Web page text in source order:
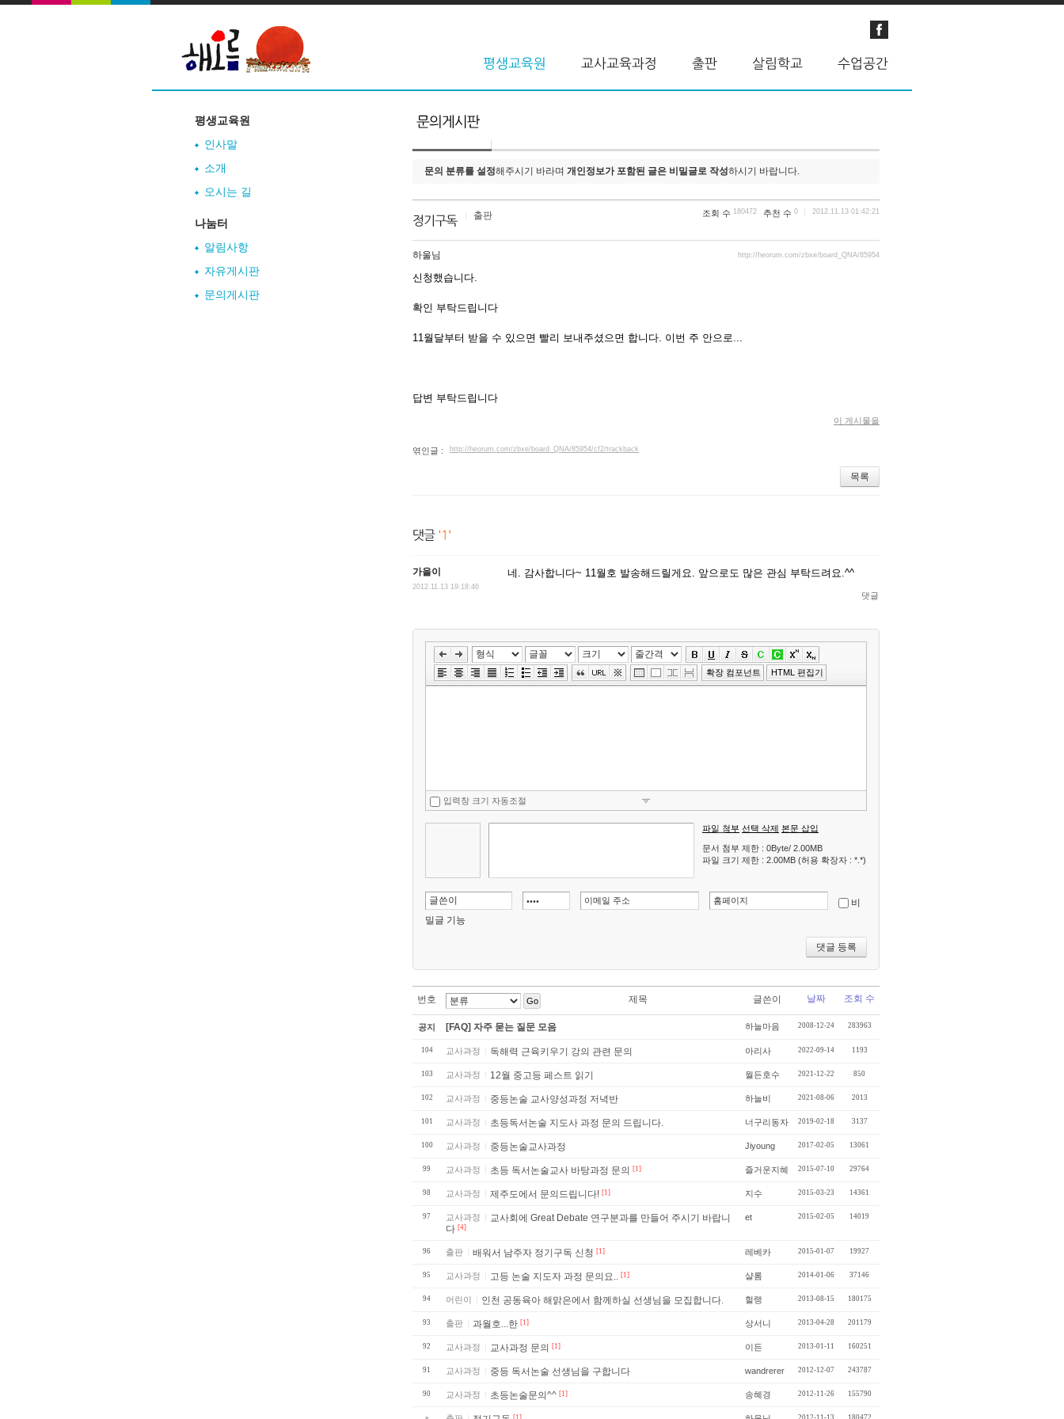
평생교육원
인사말
소개
오시는 길
나눔터
알림사항
자유게시판
문의게시판
문의 분류를 설정해주시기 바라며 개인정보가 포함된 글은 비밀글로 작성하시기 바랍니다.
출판 조회 수 180472 추천 수 0 2012.11.13 01:42:21
하울님 http://heorum.com/zbxe/board_QNA/85954
신청했습니다.
확인 부탁드립니다
11월달부터 받을 수 있으면 빨리 보내주셨으면 합니다. 이번 주 안으로...
답변 부탁드립니다
이 게시물을
엮인글 : http://heorum.com/zbxe/board_QNA/85954/cf2/trackback
목록
가을이
2012.11.13 19:18:46
네. 감사합니다~ 11월호 발송해드릴게요. 앞으로도 많은 관심 부탁드려요.^^
댓글
도
확장 컴포넌트 HTML 편집기
입력창 크기 자동조절
파일 첨부 선택 삭제 본문 삽입
문서 첨부 제한 : 0Byte/ 2.00MB
파일 크기 제한 : 2.00MB (허용 확장자 : *.*)
비
밀글 기능
번호 Go 제목 글쓴이 날짜 조회 수
공지 [FAQ] 자주 묻는 질문 모음 하늘마음 2008-12-24 283963
104 교사과정 독해력 근육키우기 강의 관련 문의 아리사 2022-09-14 1193
103 교사과정 12월 중고등 페스트 읽기 월든호수 2021-12-22 850
102 교사과정 중등논술 교사양성과정 저녁반 하늘비 2021-08-06 2013
101 교사과정 초등독서논술 지도사 과정 문의 드립니다. 너구리동자 2019-02-18 3137
100 교사과정 중등논술교사과정 Jiyoung 2017-02-05 13061
99 교사과정 초등 독서논술교사 바탕과정 문의 [1] 즐거운지혜 2015-07-10 29764
98 교사과정 제주도에서 문의드립니다! [1] 지수 2015-03-23 14361
97 교사과정
교사회에 Great Debate 연구분과를 만들어 주시기 바랍니
다 [4]
et 2015-02-05 14019
96 출판 배워서 남주자 정기구독 신청 [1] 레베카 2015-01-07 19927
95 교사과정 고등 논술 지도자 과정 문의요.. [1] 샬롬 2014-01-06 37146
94 어린이 인천 공동육아 해맑은에서 함께하실 선생님을 모집합니다. 헐랭 2013-08-15 180175
93 출판 과월호...한 [1] 상서니 2013-04-28 201179
92 교사과정 교사과정 문의 [1] 이든 2013-01-11 160251
91 교사과정 중등 독서논술 선생님을 구합니다 wandrerer 2012-12-07 243787
90 교사과정 초등논술문의^^ [1] 송혜경 2012-11-26 155790